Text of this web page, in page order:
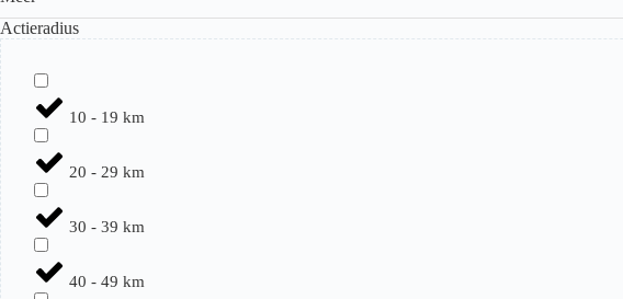
Actieradius
10 - 19 km
20 - 29 km
30 - 39 km
40 - 49 km